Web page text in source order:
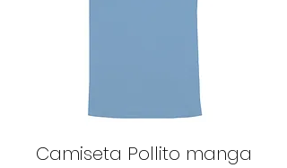
Camiseta Pollito manga